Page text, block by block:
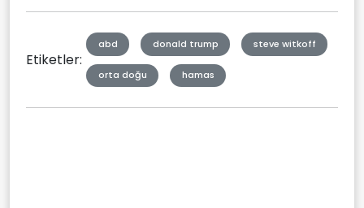
Etiketler:
abd donald trump steve witkoff
orta doğu hamas